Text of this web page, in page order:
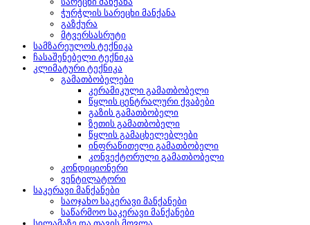
ჭურჭლის სარეცხი მანქანა
გაზქურა
მტვერსასრუტი
სამზარეულოს ტექნიკა
ჩასაშენებელი ტექნიკა
კლიმატური ტექნიკა
გამათბობელები
კერამიკული გამათბობელი
წყლის ცენტრალური ქვაბები
გაზის გამათბობელი
ზეთის გამათბობელი
წყლის გამაცხელებლები
ინფრაწითელი გამათბობელი
კონვექტორული გამათბობელი
კონდიციონერი
ვენტილატორი
საკერავი მანქანები
საოჯახო საკერავი მანქანები
საწარმოო საკერავი მანქანები